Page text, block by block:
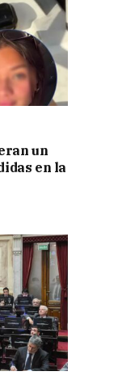
un
en la